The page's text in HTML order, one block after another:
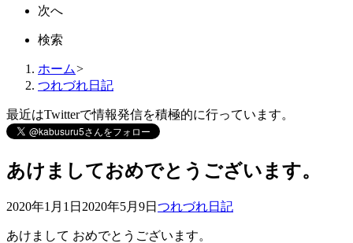
次へ
検索
ホーム>
つれづれ日記
最近はTwitterで情報発信を積極的に行っています。
あけましておめでとうございます。
2020年1月1日 2020年5月9日 つれづれ日記
あけまして おめでとうございます。